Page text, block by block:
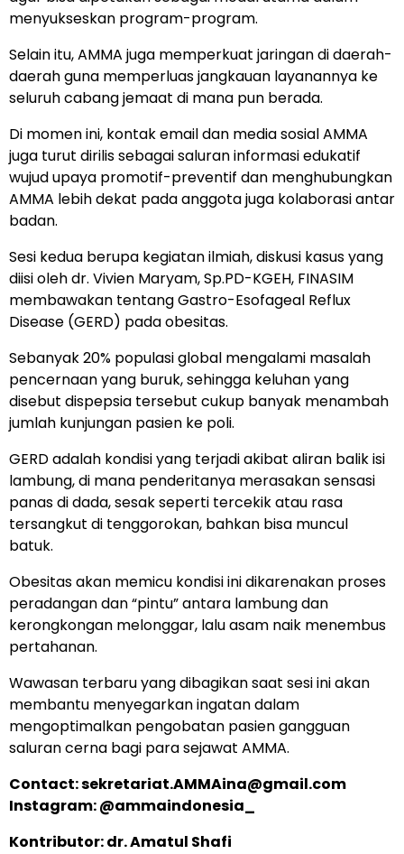
menyukseskan program-program.
Selain itu, AMMA juga memperkuat jaringan di daerah-
daerah guna memperluas jangkauan layanannya ke
seluruh cabang jemaat di mana pun berada.
Di momen ini, kontak email dan media sosial AMMA
juga turut dirilis sebagai saluran informasi edukatif
wujud upaya promotif-preventif dan menghubungkan
AMMA lebih dekat pada anggota juga kolaborasi antar
badan.
Sesi kedua berupa kegiatan ilmiah, diskusi kasus yang
diisi oleh dr. Vivien Maryam, Sp.PD-KGEH, FINASIM
membawakan tentang Gastro-Esofageal Reflux
Disease (GERD) pada obesitas.
Sebanyak 20% populasi global mengalami masalah
pencernaan yang buruk, sehingga keluhan yang
disebut dispepsia tersebut cukup banyak menambah
jumlah kunjungan pasien ke poli.
GERD adalah kondisi yang terjadi akibat aliran balik isi
lambung, di mana penderitanya merasakan sensasi
panas di dada, sesak seperti tercekik atau rasa
tersangkut di tenggorokan, bahkan bisa muncul
batuk.
Obesitas akan memicu kondisi ini dikarenakan proses
peradangan dan “pintu” antara lambung dan
kerongkongan melonggar, lalu asam naik menembus
pertahanan.
Wawasan terbaru yang dibagikan saat sesi ini akan
membantu menyegarkan ingatan dalam
mengoptimalkan pengobatan pasien gangguan
saluran cerna bagi para sejawat AMMA.
Contact:sekretariat.AMMAina@gmail.com
Instagram: @ammaindonesia_
Kontributor: dr. Amatul Shafi